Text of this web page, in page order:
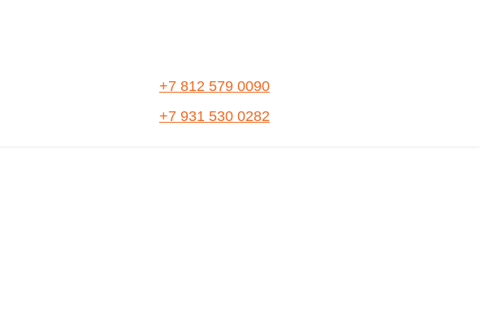
+7 812 579 0090
+7 931 530 0282